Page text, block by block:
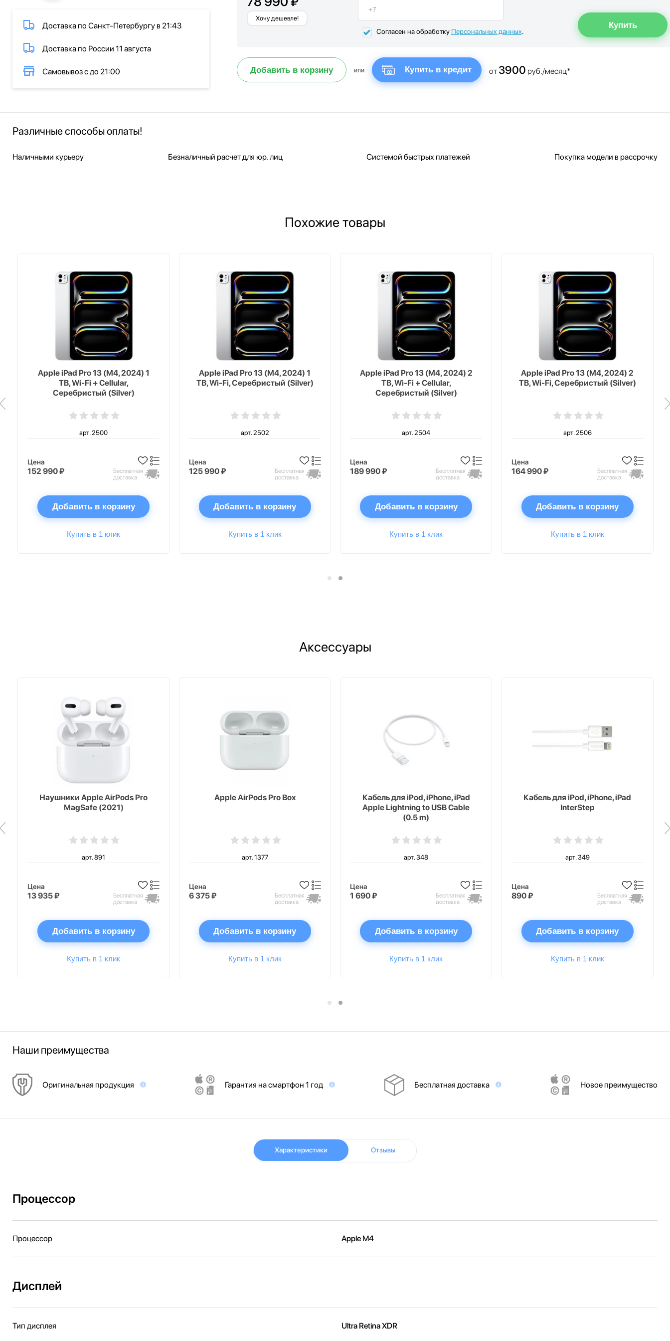
Доставка по Санкт-Петербургу в 21:43
Доставка по России 11 августа
Самовывоз с до 21:00
Хочу дешевле!
Согласен на обработку Персональных данных.
Добавить в корзину или Купить в кредит от 3900 руб./месяц*
Различные способы оплаты!
Наличными курьеру Безналичный расчет для юр. лиц Системой быстрых платежей Покупка модели в рассрочку
Похожие товары
Apple iPad Pro 13 (M4, 2024) 1
TB, Wi-Fi + Cellular,
Серебристый (Silver)
арт. 2500
Цена
152 990 ₽
Бесплатная
доставка
Добавить в корзину
Купить в 1 клик
Apple iPad Pro 13 (M4, 2024) 1
TB, Wi-Fi, Серебристый (Silver)
арт. 2502
Цена
125 990 ₽
Бесплатная
доставка
Добавить в корзину
Купить в 1 клик
Apple iPad Pro 13 (M4, 2024) 2
TB, Wi-Fi + Cellular,
Серебристый (Silver)
арт. 2504
Цена
189 990 ₽
Бесплатная
доставка
Добавить в корзину
Купить в 1 клик
Apple iPad Pro 13 (M4, 2024) 2
TB, Wi-Fi, Серебристый (Silver)
арт. 2506
Цена
164 990 ₽
Бесплатная
доставка
Добавить в корзину
Купить в 1 клик
Аксессуары
Наушники Apple AirPods Pro
MagSafe (2021)
арт. 891
Цена
13 935 ₽
Бесплатная
доставка
Добавить в корзину
Купить в 1 клик
Apple AirPods Pro Box
арт. 1377
Цена
6 375 ₽
Бесплатная
доставка
Добавить в корзину
Купить в 1 клик
Кабель для iPod, iPhone, iPad
Apple Lightning to USB Cable
(0.5 m)
арт. 348
Цена
1 690 ₽
Бесплатная
доставка
Добавить в корзину
Купить в 1 клик
Кабель для iPod, iPhone, iPad
InterStep
арт. 349
Цена
890 ₽
Бесплатная
доставка
Добавить в корзину
Купить в 1 клик
Наши преимущества
Оригинальная продукция Гарантия на смартфон 1 год Бесплатная доставка Новое преимущество
Характеристики Отзывы
Процессор
Процессор Apple M4
Дисплей
Тип дисплея Ultra Retina XDR